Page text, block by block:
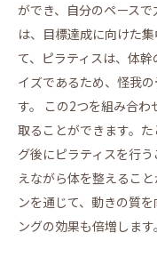
ができ、自分のペース
は、目標達成に向けた
て、ピラティスは、体
イズであるため、怪我
す。 この2つを組み合
取ることができます。
グ後にピラティスを行
えながら体を整えるこ
ンを通じて、動きの質
ングの効果も倍増します。